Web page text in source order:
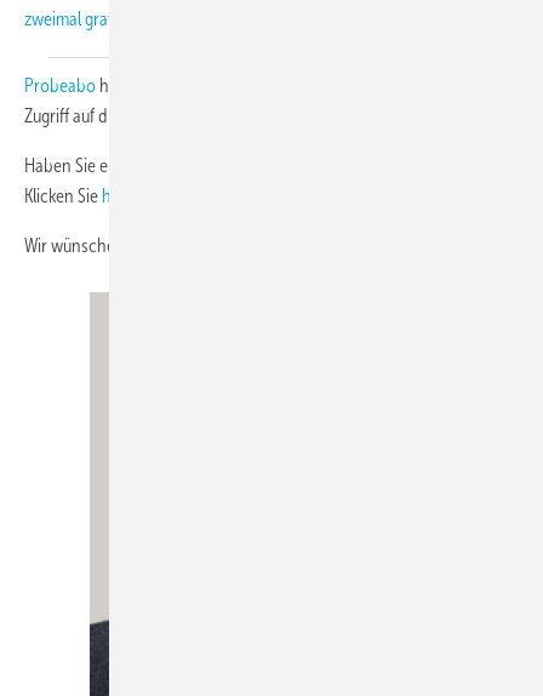
zweimal gratis kennen!
Probeabo haben Sie für die Laufzeit über
Zugriff auf die Inhalte von rund 200 Heftausgaben.
Haben Sie einen Newsletter von uns verpasst? Auch kein Problem!
Klicken Sie hier
Wir wünschen Ihnen viel Spaß beim Lesen.